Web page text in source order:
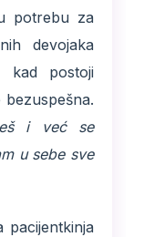
potrebu za
devojaka
kad postoji
i već se
u sebe sve
pacijentkinja